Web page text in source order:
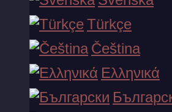
Türkçe
Čeština
Ελληνικά
Name:
City:
Rating: 1 2 3 4 5